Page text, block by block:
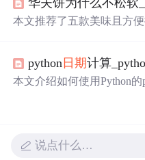
本文推荐了五款美味且方
python 日期计算
本文介绍如何使用Python的
说点什么…